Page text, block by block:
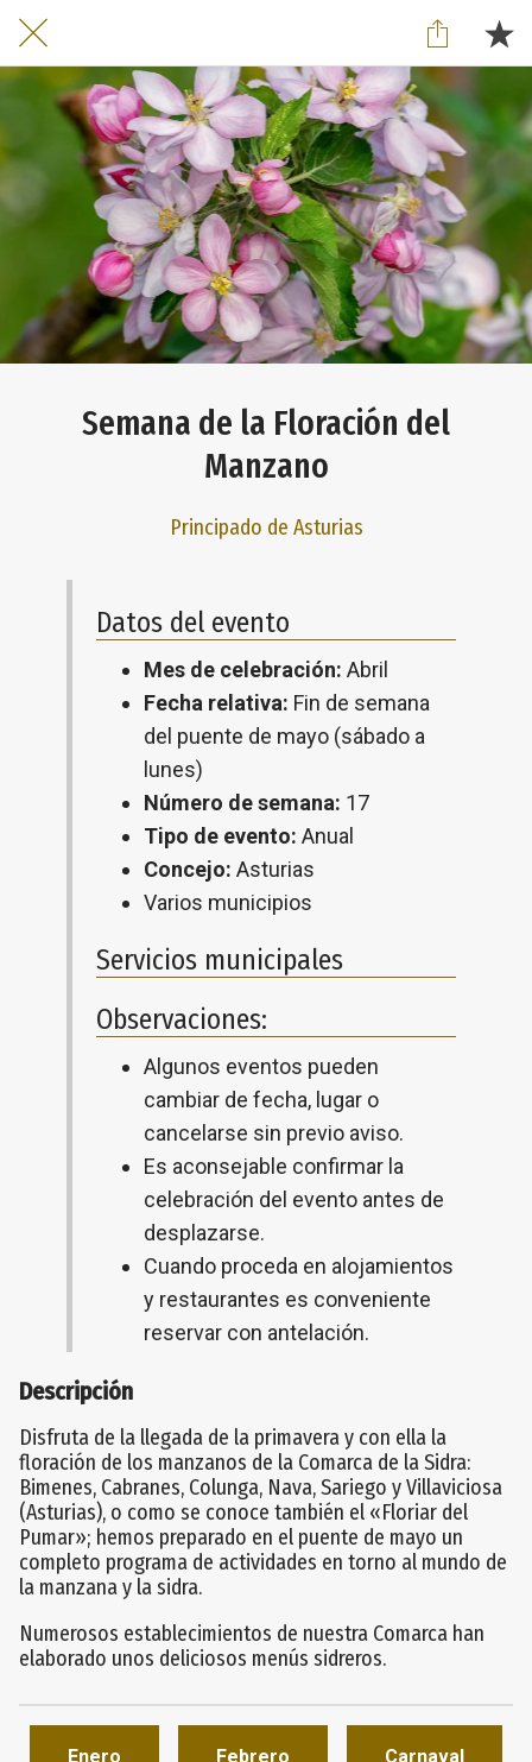
Semana de la Floración del
Manzano
Principado de Asturias
Datos del evento
Mes de celebración: Abril
Fecha relativa: Fin de semana
del puente de mayo (sábado a
lunes)
Número de semana: 17
Tipo de evento: Anual
Concejo: Asturias
Varios municipios
Servicios municipales
Observaciones:
Algunos eventos pueden
cambiar de fecha, lugar o
cancelarse sin previo aviso.
Es aconsejable confirmar la
celebración del evento antes de
desplazarse.
Cuando proceda en alojamientos
y restaurantes es conveniente
reservar con antelación.
Descripción
Disfruta de la llegada de la primavera y con ella la
floración de los manzanos de la Comarca de la Sidra:
Bimenes, Cabranes, Colunga, Nava, Sariego y Villaviciosa
(Asturias), o como se conoce también el «Floriar del
Pumar»; hemos preparado en el puente de mayo un
completo programa de actividades en torno al mundo de
la manzana y la sidra.
Numerosos establecimientos de nuestra Comarca han
elaborado unos deliciosos menús sidreros.
Enero Febrero Carnaval